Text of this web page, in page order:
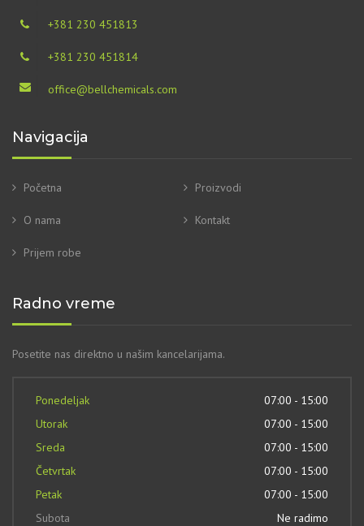
+381 230 451813
+381 230 451814
office@bellchemicals.com
Navigacija
Početna Proizvodi
O nama Kontakt
Prijem robe
Radno vreme
Posetite nas direktno u našim kancelarijama.
Ponedeljak
07:00 - 15:00
Utorak
07:00 - 15:00
Sreda
07:00 - 15:00
Četvrtak
07:00 - 15:00
Petak
07:00 - 15:00
Subota
Ne radimo